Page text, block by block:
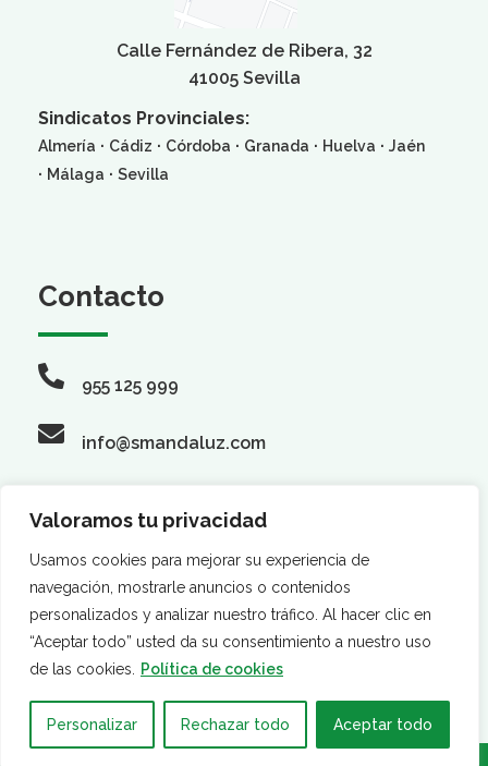
Valoramos tu privacidad
Usamos cookies para mejorar su experiencia de
navegación, mostrarle anuncios o contenidos
personalizados y analizar nuestro tráfico. Al hacer clic en
“Aceptar todo” usted da su consentimiento a nuestro uso
de las cookies.
Política de cookies
Personalizar Rechazar todo Aceptar todo
Calle Fernández de Ribera, 32
41005 Sevilla
Sindicatos Provinciales:
Almería · Cádiz · Córdoba · Granada · Huelva · Jaén
· Málaga · Sevilla
Contacto
955 125 999
info@smandaluz.com
Síguenos